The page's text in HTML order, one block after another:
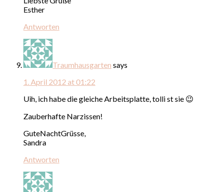
Esther
Antworten
Traumhausgarten says
1. April 2012 at 01:22
Uih, ich habe die gleiche Arbeitsplatte, tolli st sie 😉
Zauberhafte Narzissen!
GuteNachtGrüsse,
Sandra
Antworten